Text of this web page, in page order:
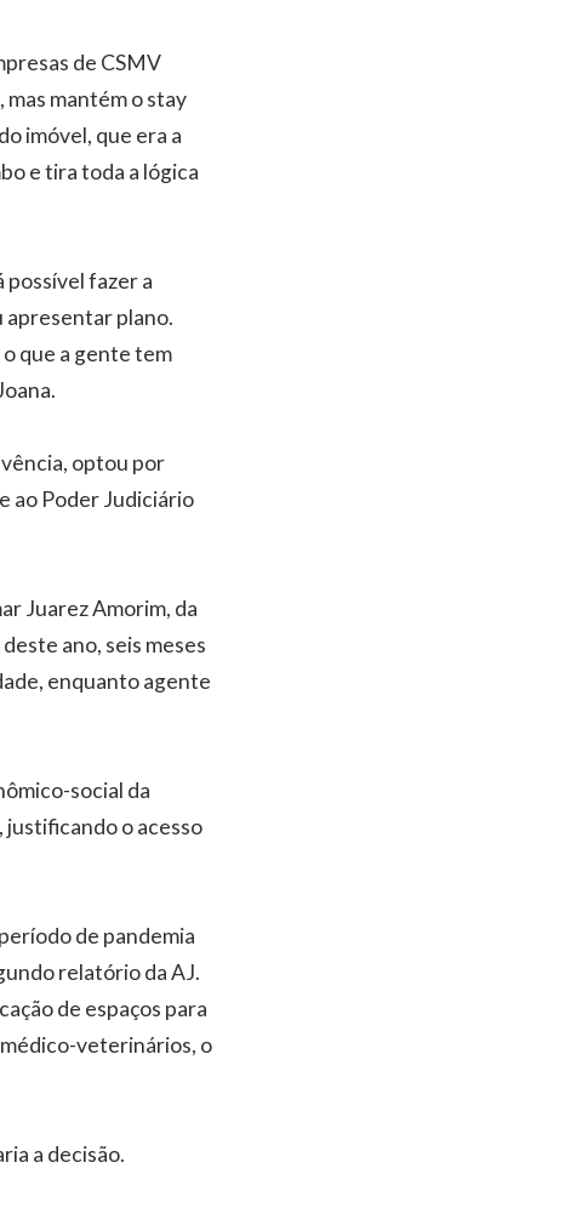
de CSMV
mantém o stay
imóvel, que era a
e tira toda a lógica
possível fazer a
apresentar plano.
que a gente tem
optou por
ao Poder Judiciário
Juarez Amorim, da
ano, seis meses
enquanto agente
social da
justificando o acesso
de pandemia
relatório da AJ.
de espaços para
veterinários, o
a decisão.